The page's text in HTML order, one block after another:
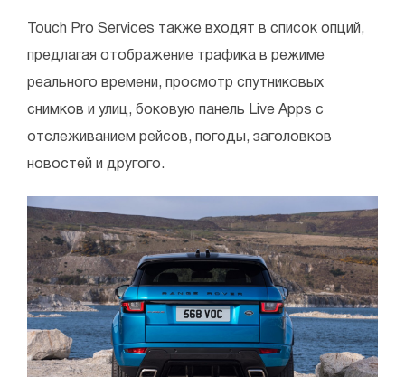
Touch Pro Services также входят в список опций,
предлагая отображение трафика в режиме
реального времени, просмотр спутниковых
снимков и улиц, боковую панель Live Apps с
отслеживанием рейсов, погоды, заголовков
новостей и другого.